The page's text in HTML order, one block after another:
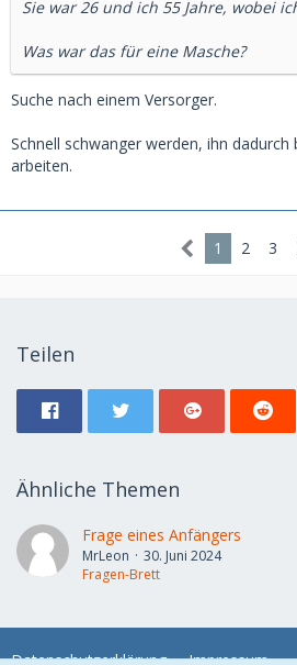
Sie war 26 und ich 55 Jahre, wobei
Was war das für eine Masche?
Suche nach einem Versorger.
Schnell schwanger werden, ihn dadurch
arbeiten.
1 2 3
Teilen
Ähnliche Themen
Frage eines Anfängers
MrLeon
30. Juni 2024
Fragen-Brett
Datenschutzerklärung Impressum